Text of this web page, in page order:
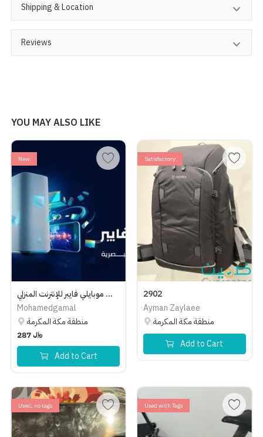
Shipping & Location
Reviews
YOU MAY ALSO LIKE
New
عروض موبايلي فايبر للإنترنت المنزلي
Mohamedgamal
منطقة مكة المكرمة
287﷼
Add to Cart
Satisfactory
2902
Ayman Zaylaee
منطقة مكة المكرمة
Add to Cart
Used, no tags Used with Tags